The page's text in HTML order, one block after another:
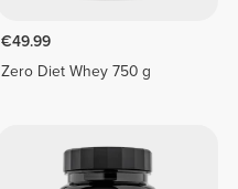
€49.99
Zero Diet Whey 750 g